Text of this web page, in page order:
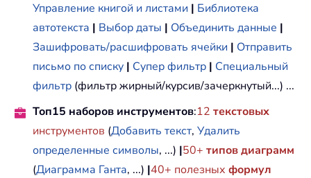
Управление книгой и листами | Библиотека
автотекста | Выбор даты | Объединить данные |
Зашифровать/расшифровать ячейки | Отправить
письмо по списку | Супер фильтр | Специальный
фильтр (фильтр жирный/курсив/зачеркнутый...) ...
Топ15 наборов инструментов:12 текстовых
инструментов (Добавить текст, Удалить
определенные символы, ...) |50+ типов диаграмм
(Диаграмма Ганта, ...) |40+ полезных формул